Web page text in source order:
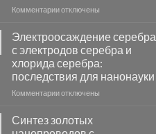
Комментариик
фотокаталитической
активности
Хлорида
Серебра-
AgCl
свете
отключены
Электроосаждение серебра
с электродов серебра и
хлорида серебра:
последствия для нанонауки
Комментариик
серебра
отключены
Синтез золотых